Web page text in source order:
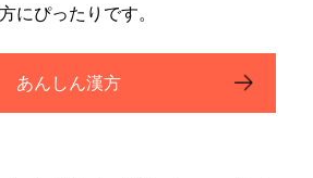
にぴったりです。
あんしん漢方